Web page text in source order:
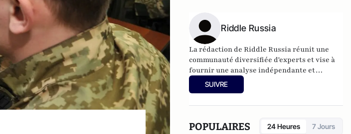
Riddle Russia
La rédaction de Riddle Russia réunit une
communauté diversifiée d'experts et vise à
fournir une analyse indépendante et
équilibrée sur la Russie.
SUIVRE
POPULAIRES 24 Heures 7 Jours